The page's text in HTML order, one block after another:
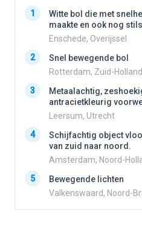
1
Witte bol die met
maakte en ook nog
Enschede, Overijssel
2
Snel bewegende bol
Rotterdam, Zuid-Holland
3
Metaalachtig,
antracietkleurig
Leersum, Utrecht
4
Schijfachtig object
van zuid naar noord.
Amsterdam, Noord-
5
Bewegende lichten
Valkenswaard, Noord-